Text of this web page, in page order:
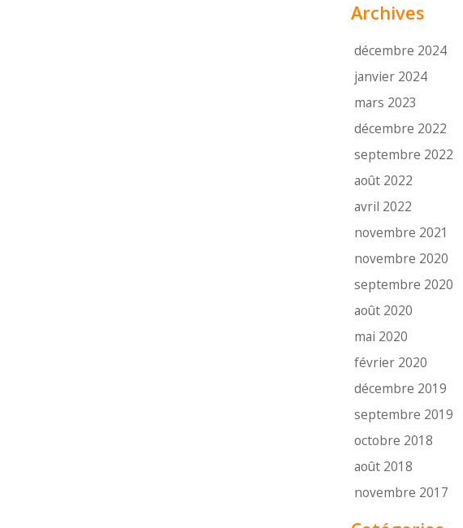
Archives
décembre 2024
janvier 2024
mars 2023
décembre 2022
septembre 2022
août 2022
avril 2022
novembre 2021
novembre 2020
septembre 2020
août 2020
mai 2020
février 2020
décembre 2019
septembre 2019
octobre 2018
août 2018
novembre 2017